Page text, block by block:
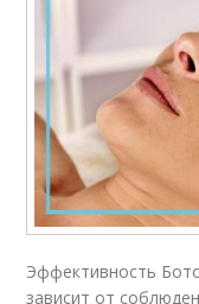
Эффективность
зависит от